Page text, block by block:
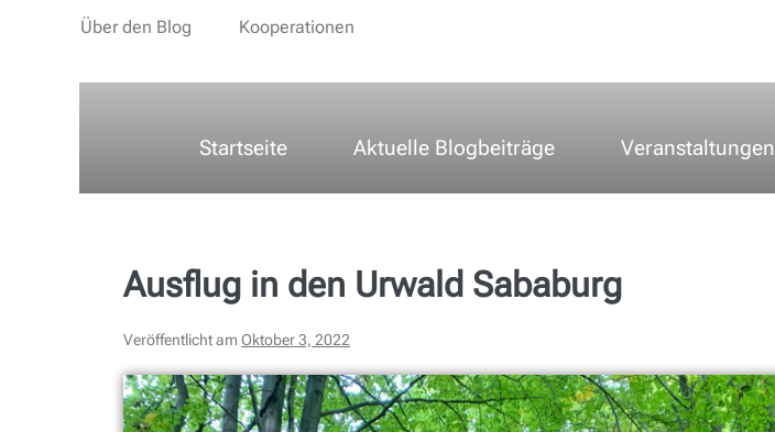
Über den Blog Kooperationen
Startseite Aktuelle Blogbeiträge Veranstaltungen
Ausflug in den Urwald Sababurg
Veröffentlicht am Oktober 3, 2022